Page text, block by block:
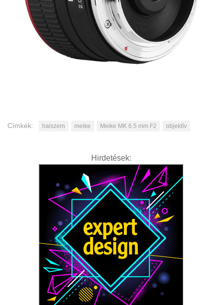
Címkék: halszem meike Meike MK 6.5 mm F2 objektív
Hirdetések: